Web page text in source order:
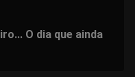
O dia que ainda